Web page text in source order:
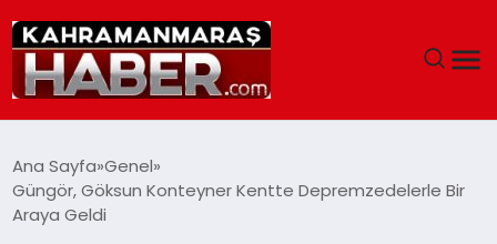
SIYASET
Ana Sayfa Genel
Güngör, Göksun Konteyner Kentte Depremzedelerle Bir
Araya Geldi